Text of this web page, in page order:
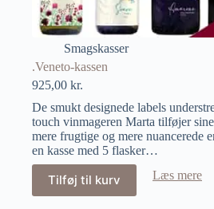
Smagskasser
.Veneto-kassen
925,00 kr.
De smukt designede labels
touch vinmageren Marta tilføjer
mere frugtige og mere nuancerede
en kasse med 5 flasker…
Tilføj til kurv Læs mere